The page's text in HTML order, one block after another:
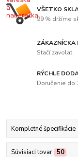
VŠETKO
99 % držíme
ZÁKAZNÍCKA
Stačí zavolať
RÝCHLE
Doručenie do
Kompletné špecifikácie
Súvisiaci tovar 50